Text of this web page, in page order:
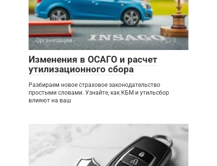
Организации 0
Изменения в ОСАГО и расчет
утилизационного сбора
Разбираем новое страховое законодательство
простыми словами. Узнайте, как КБМ и утильсбор
влияют на ваш